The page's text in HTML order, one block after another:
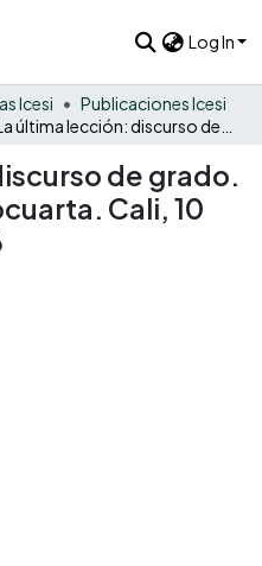
Log In
Icesi
Publicaciones Icesi
de grado.
Cali, 10